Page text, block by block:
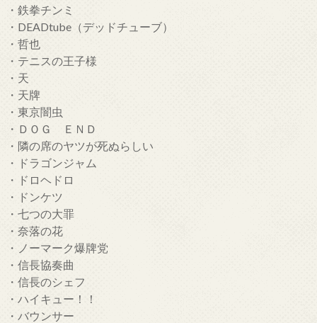
・鉄拳チンミ
・DEADtube（デッドチューブ）
・哲也
・テニスの王子様
・天
・天牌
・東京闇虫
・ＤＯＧ ＥＮＤ
・隣の席のヤツが死ぬらしい
・ドラゴンジャム
・ドロヘドロ
・ドンケツ
・七つの大罪
・奈落の花
・ノーマーク爆牌党
・信長協奏曲
・信長のシェフ
・ハイキュー！！
・バウンサー